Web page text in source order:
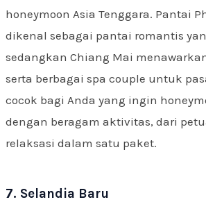
honeymoon Asia Tenggara. Pantai
dikenal sebagai pantai romantis
sedangkan Chiang Mai
serta berbagai spa couple untuk
cocok bagi Anda yang ingin
dengan beragam aktivitas, dari
relaksasi dalam satu paket.
7. Selandia Baru